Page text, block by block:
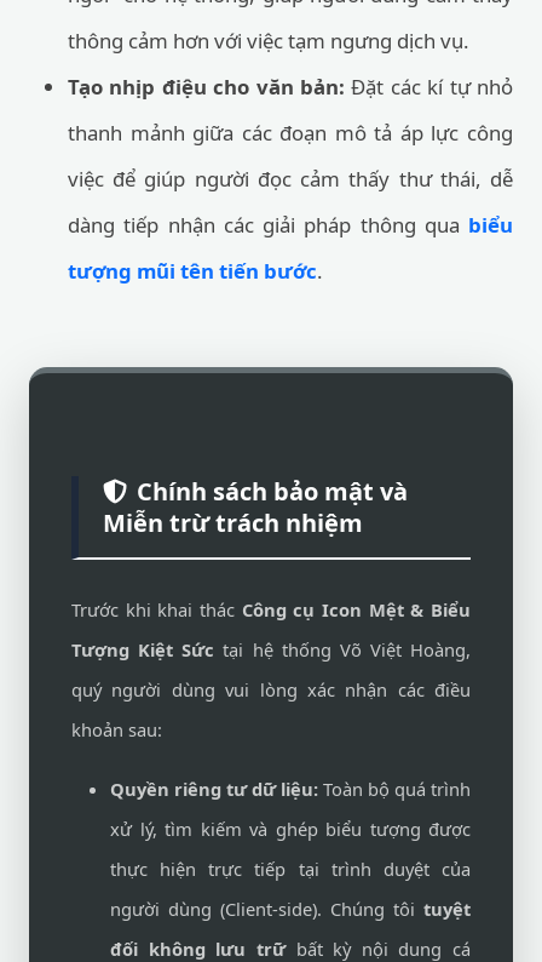
thông cảm hơn với việc tạm ngưng dịch vụ.
Tạo nhịp điệu cho văn bản: Đặt các kí tự nhỏ
thanh mảnh giữa các đoạn mô tả áp lực công
việc để giúp người đọc cảm thấy thư thái, dễ
dàng tiếp nhận các giải pháp thông qua biểu
tượng mũi tên tiến bước.
Chính sách bảo mật và
Miễn trừ trách nhiệm
Trước khi khai thác Công cụ Icon Mệt & Biểu
Tượng Kiệt Sức tại hệ thống Võ Việt Hoàng,
quý người dùng vui lòng xác nhận các điều
khoản sau:
Quyền riêng tư dữ liệu: Toàn bộ quá trình
xử lý, tìm kiếm và ghép biểu tượng được
thực hiện trực tiếp tại trình duyệt của
người dùng (Client-side). Chúng tôi tuyệt
đối không lưu trữbất kỳ nội dung cá